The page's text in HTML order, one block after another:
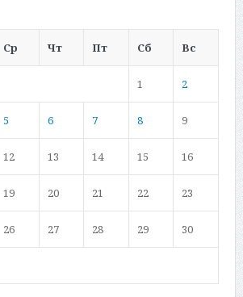
Ср Чт Пт Сб Вс
1 2
5 6 7 8 9
12 13 14 15 16
19 20 21 22 23
26 27 28 29 30